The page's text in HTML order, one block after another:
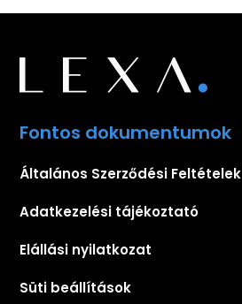
Fontos dokumentumok
Általános Szerződési Feltételek
Adatkezelési tájékoztató
Elállási nyilatkozat
Süti beállítások